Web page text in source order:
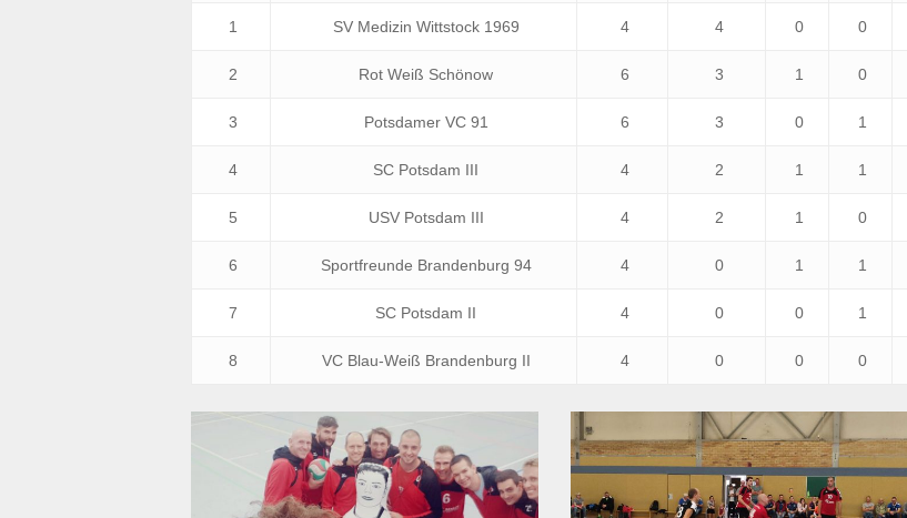
1 SV Medizin Wittstock 1969 4 4 0 0
2 Rot Weiß Schönow 6 3 1 0
3 Potsdamer VC 91 6 3 0 1
4 SC Potsdam III 4 2 1 1
5 USV Potsdam III 4 2 1 0
6 Sportfreunde Brandenburg 94 4 0 1 1
7 SC Potsdam II 4 0 0 1
8 VC Blau-Weiß Brandenburg II 4 0 0 0